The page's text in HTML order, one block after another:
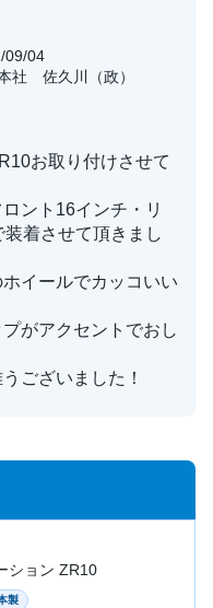
09/04
社 佐久川（政）
お取り付けさせて
ント16インチ・リ
着させて頂きまし
イールでカッコいい
がアクセントでおし
ございました！
ション ZR10
製